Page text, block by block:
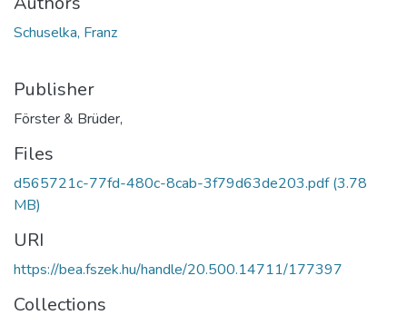
Schuselka, Franz
Publisher
Förster & Brüder,
Files
d565721c-77fd-480c-8cab-3f79d63de203.pdf(3.78
MB)
URI
https://bea.fszek.hu/handle/20.500.14711/177397
Collections